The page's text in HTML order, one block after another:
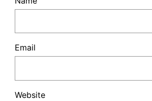
Email
Website